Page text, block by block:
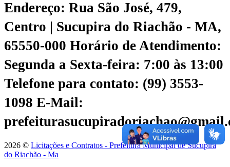
Endereço: Rua São José, 479,
Centro | Sucupira do Riachão - MA,
65550-000 Horário de Atendimento:
Segunda a Sexta-feira: 7:00 às 13:00
Telefone para contato: (99) 3553-
1098 E-Mail:
2026 © Licitações e Contratos - Prefeitura Municipal de Sucupira
do Riachão - Ma